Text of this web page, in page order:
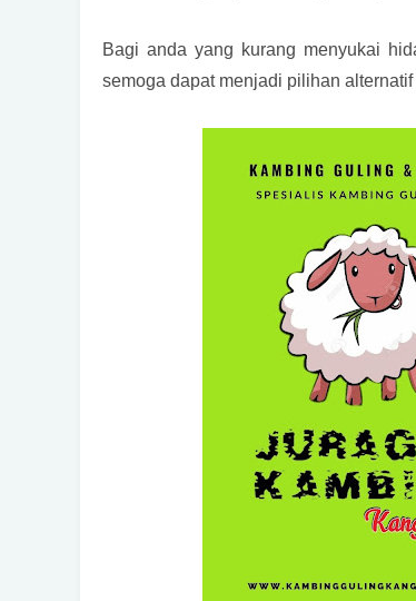
Bagi anda yang kurang menyukai
semoga dapat menjadi pilihan